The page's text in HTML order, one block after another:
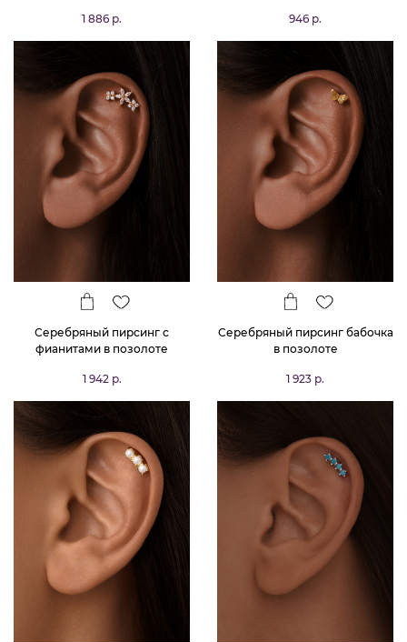
1 886 р.
946 р.
Серебряный пирсинг с
фианитами в позолоте
1 942 р.
Серебряный пирсинг бабочка
в позолоте
1 923 р.